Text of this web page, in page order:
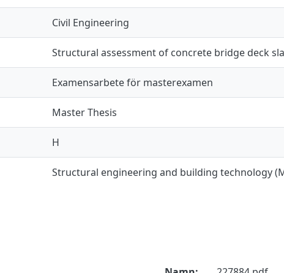
Civil Engineering
Structural assessment of concrete bridge deck
Examensarbete för masterexamen
Master Thesis
H
Structural engineering and building technology